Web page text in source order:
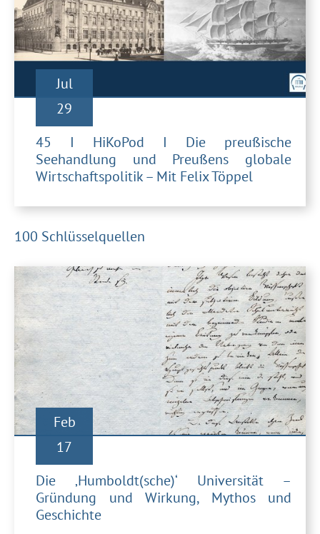
Jul
29
45 I HiKoPod I Die preußische
Seehandlung und Preußens globale
Wirtschaftspolitik – Mit Felix Töppel
100 Schlüsselquellen
Feb
17
Die ‚Humboldt(sche)‘ Universität –
Gründung und Wirkung, Mythos und
Geschichte